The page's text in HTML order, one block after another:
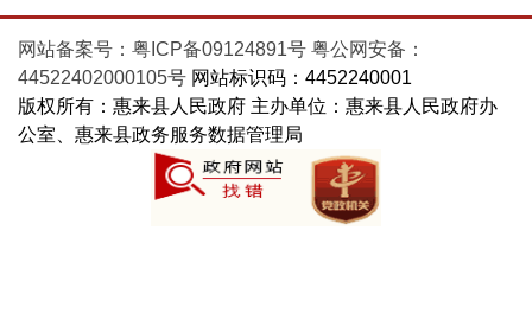
网站备案号：粤ICP备09124891号 粤公网安备：
44522402000105号 网站标识码：4452240001
版权所有：惠来县人民政府 主办单位：惠来县人民政府办
公室、惠来县政务服务数据管理局